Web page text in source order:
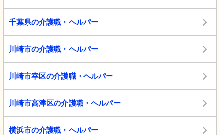
千葉県の介護職・ヘルパー
川崎市の介護職・ヘルパー
川崎市幸区の介護職・ヘルパー
川崎市高津区の介護職・ヘルパー
横浜市の介護職・ヘルパー